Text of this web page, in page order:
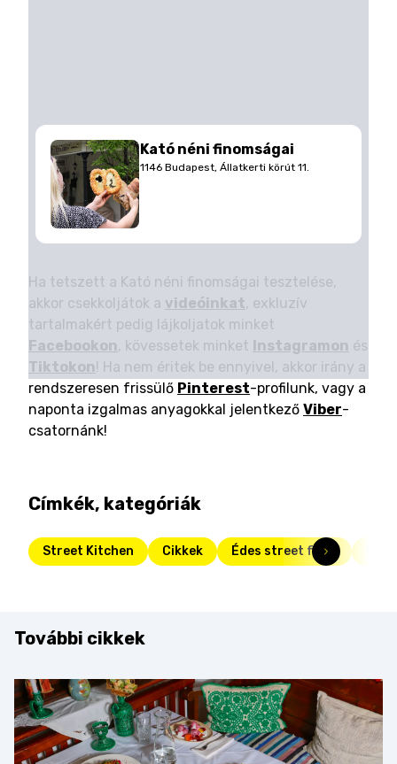
Kató néni finomságai
1146 Budapest, Állatkerti körút 11.
Ha tetszett a Kató néni finomságai tesztelése,
akkor csekkoljátok a videóinkat, exkluzív
tartalmakért pedig lájkoljatok minket
Facebookon, kövessetek minket Instagramon és
Tiktokon! Ha nem éritek be ennyivel, akkor irány a
rendszeresen frissülő Pinterest-profilunk, vagy a
naponta izgalmas anyagokkal jelentkező Viber-
csatornánk!
Címkék, kategóriák
Street Kitchen Cikkek Édes street food
További cikkek